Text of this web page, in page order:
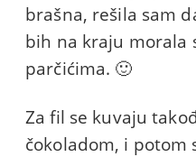
brašna, rešila sam
bih na kraju morala
parčićima. 🙂
Za fil se kuvaju
čokoladom, i potom